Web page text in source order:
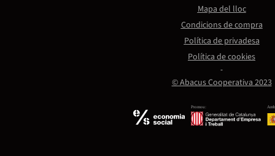
Promou:
© Abacus Cooperativa 2023
Mapa del lloc
Condicions de compra
Política de privadesa
Política de cookies